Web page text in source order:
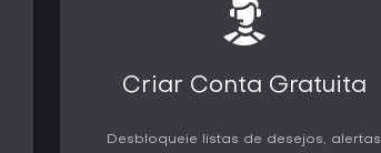
Criar Conta Gratuita
Desbloqueie listas de desejos, alertas